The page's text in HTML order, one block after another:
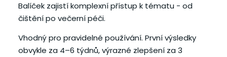
Balíček zajistí komplexní přístup k tématu - od
čištění po večerní péči.
Vhodný pro pravidelné používání. První výsledky
obvykle za 4–6 týdnů, výrazné zlepšení za 3